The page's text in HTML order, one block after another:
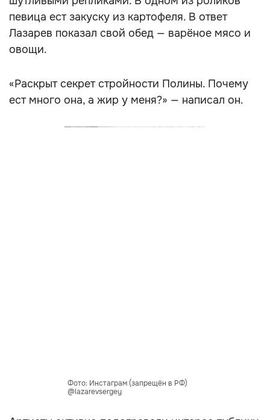
певица ест закуску из картофеля. В ответ
Лазарев показал свой обед — варёное мясо и
овощи.
«Раскрыт секрет стройности Полины. Почему
ест много она, а жир у меня?» — написал он.
Фото: Инстаграм (запрещён в РФ)
@lazarevsergey